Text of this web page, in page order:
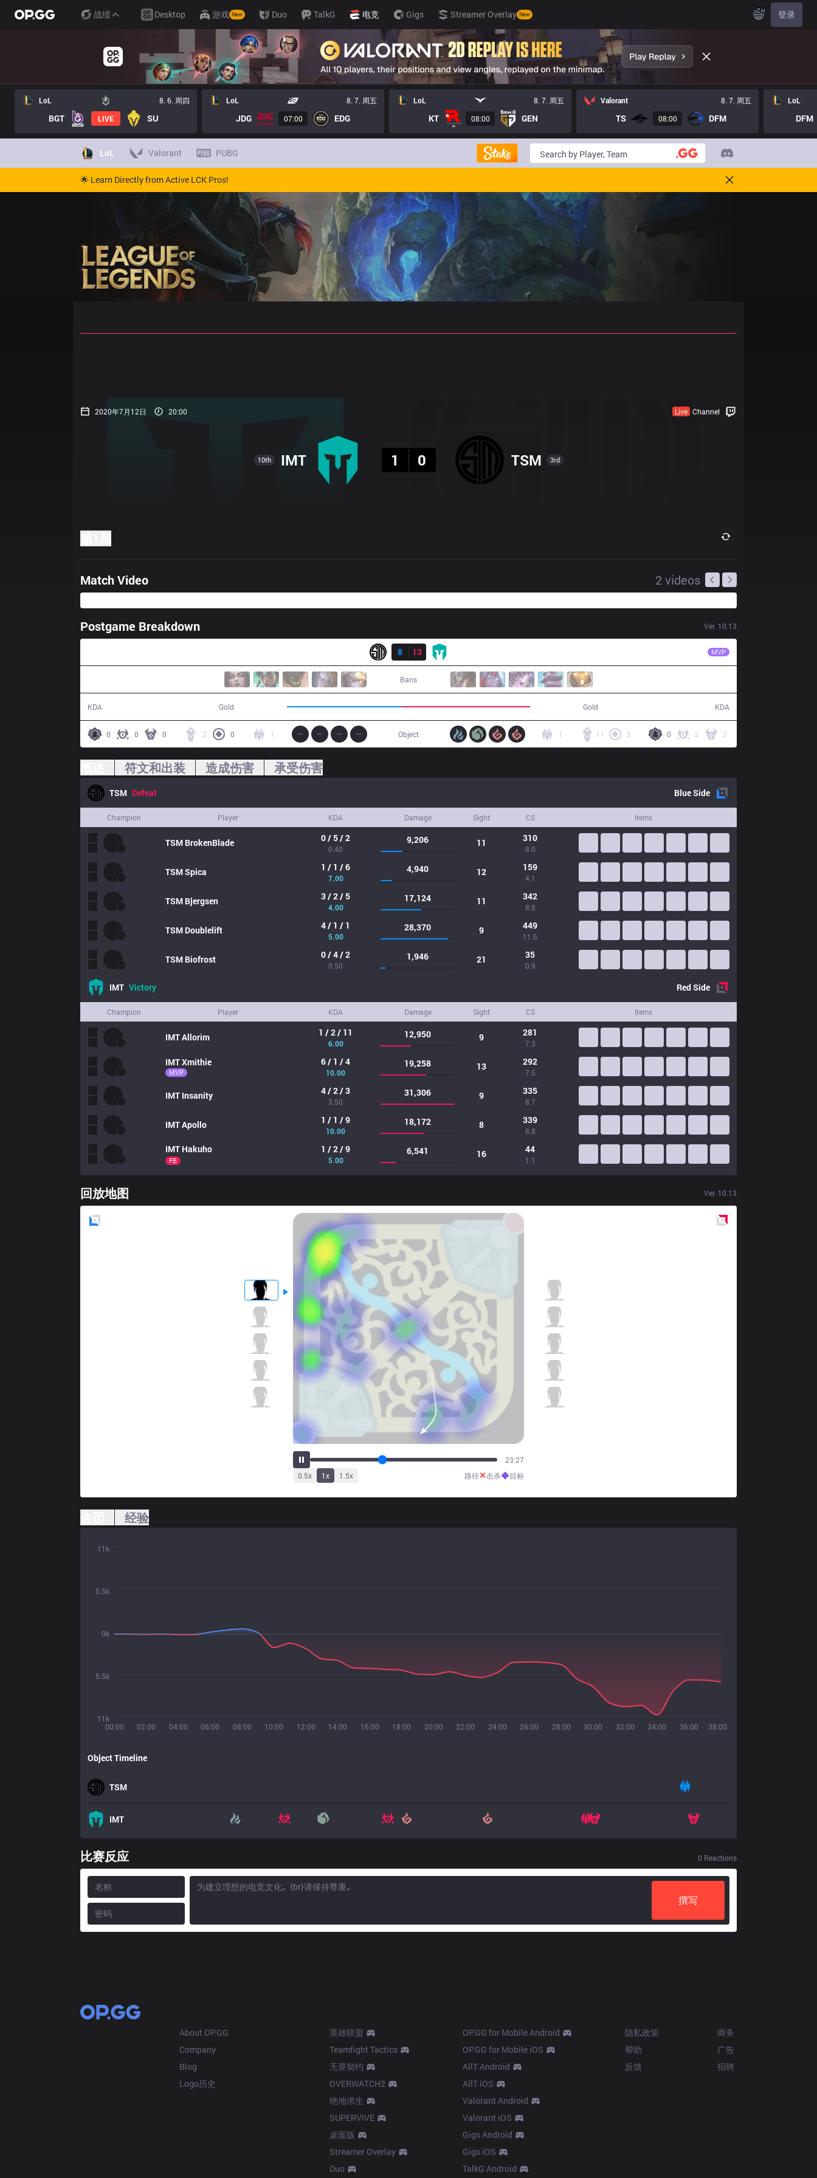
战绩 Desktop 游戏 New Duo TalkG 电竞 Gigs Streamer Overlay New ZH 登录
LoL 8. 6. 周四
BGT LIVE SU
LoL 8. 7. 周五
JDG 07:00 EDG
LoL 8. 7. 周五
KT 08:00 GEN
Valorant 8. 7. 周五
TS 08:00 DFM
LoL
DFM
LoL Valorant PUBG
🌟 Learn Directly from Active LCK Pros!
2020年7月12日 20:00 Live Channel
10th IMT
1
0 TSM 3rd
Match Video 2 videos
Postgame Breakdown Ver. 10.13
8
13 MVP
Bans
KDA Gold Gold KDA
0 0 0 2 0 1 0 2 2
11 5
1
Object
符文和出装 造成伤害 承受伤害
TSM Defeat BlueSide
Champion Player KDA Damage Sight CS Items
TSM BrokenBlade 0 / 5 / 2
0.40
9,206 11 310
8.0
TSMSpica 1 / 1 / 6
7.00
4,940 12 159
4.1
TSM Bjergsen 3 / 2 / 5
4.00
17,124 11 342
8.8
TSM Doublelift 4 / 1 / 1
5.00
28,370 9 449
11.6
TSM Biofrost 0 / 4 / 2
0.50
1,946 21 35
0.9
IMT Victory RedSide
Champion Player KDA Damage Sight CS Items
IMTAllorim 1 / 2 / 11
6.00
12,950 9 281
7.3
IMTXmithie
MVP
6 / 1 / 4
10.00
19,258 13 292
7.5
IMT Insanity 4 / 2 / 3
3.50
31,306 9 335
8.7
IMTApollo 1 / 1 / 9
10.00
18,172 8 339
8.8
IMT Hakuho
FB
1 / 2 / 9
5.00
6,541 16 44
1.1
回放地图 Ver. 10.13
29:30
0.5x 1x 1.5x 路径✕击杀◆目标
经验
00:00 02:00 04:00 06:00 08:00 10:00 12:00 14:00 16:00 18:00 20:00 22:00 24:00 26:00 28:00 30:00 32:00 34:00 36:00 38:00
11k
5.5k
0k
5.5k
11k
Object Timeline
TSM
IMT
比赛反应 0 Reactions
撰写
About OP.GG
Company
Blog
Logo历史
英雄联盟
Teamfight Tactics
无畏契约
OVERWATCH2
绝地求生
SUPERVIVE
桌面版
Streamer Overlay
Duo
OP.GG for Mobile Android
OP.GG for Mobile iOS
AllT Android
AllT iOS
Valorant Android
Valorant iOS
Gigs Android
Gigs iOS
TalkG Android
隐私政策
帮助
反馈
商务
广告
招聘